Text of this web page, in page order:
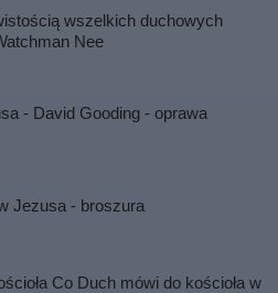
wszelkich duchowych
Nee
- David Gooding - oprawa
Jezusa - broszura
Co Duch mówi do kościoła w